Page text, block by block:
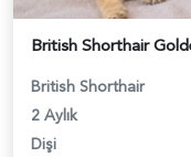
British Shorthair
2 Aylık
Dişi